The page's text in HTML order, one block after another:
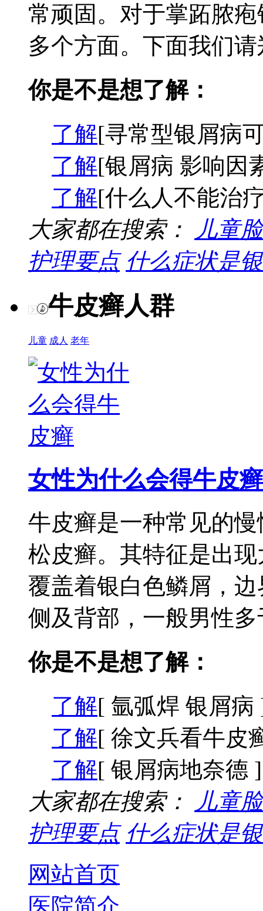
常顽固。对于掌跖脓
多个方面。下面我们
你是不是想了解：
了解[寻常型银屑病
了解[银屑病 影响因
了解[什么人不能治
大家都在搜索：
儿童
护理要点 什么症状是
牛皮癣人群
儿童 成人 老年
女性为什么会得牛皮癣
牛皮癣是一种常见的
松皮癣。其特征是出
覆盖着银白色鳞屑，
侧及背部，一般男性
你是不是想了解：
了解[ 氩弧焊 银屑病
了解[ 徐文兵看牛皮
了解[ 银屑病地奈德 ]
大家都在搜索：
儿童
护理要点 什么症状是
网站首页